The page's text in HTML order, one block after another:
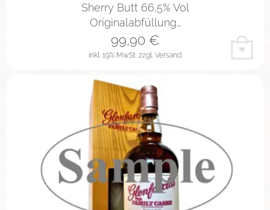
Sherry Butt 66,5% Vol
Originalabfüllung…
inkl. 19% MwSt. zzgl. Versand
99,90€